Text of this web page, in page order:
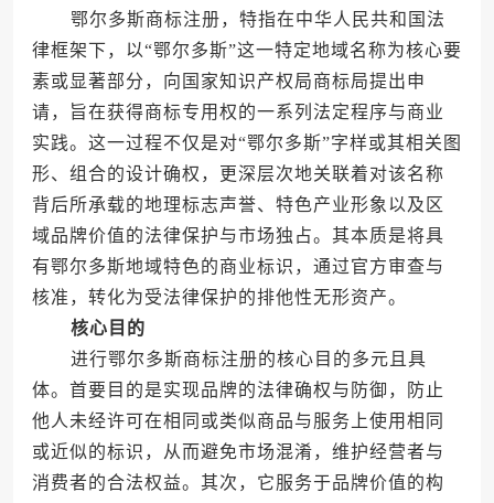
鄂尔多斯商标注册，特指在中华人民共和国法
律框架下，以“鄂尔多斯”这一特定地域名称为核心要
素或显著部分，向国家知识产权局商标局提出申
请，旨在获得商标专用权的一系列法定程序与商业
实践。这一过程不仅是对“鄂尔多斯”字样或其相关图
形、组合的设计确权，更深层次地关联着对该名称
背后所承载的地理标志声誉、特色产业形象以及区
域品牌价值的法律保护与市场独占。其本质是将具
有鄂尔多斯地域特色的商业标识，通过官方审查与
核准，转化为受法律保护的排他性无形资产。
核心目的
进行鄂尔多斯商标注册的核心目的多元且具
体。首要目的是实现品牌的法律确权与防御，防止
他人未经许可在相同或类似商品与服务上使用相同
或近似的标识，从而避免市场混淆，维护经营者与
消费者的合法权益。其次，它服务于品牌价值的构